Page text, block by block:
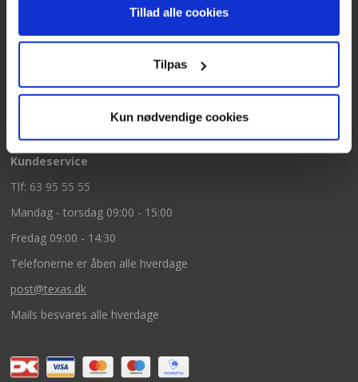
Tillad alle cookies
Tilpas
Kun nødvendige cookies
Texas A/S
5260 Odense S
Kundeservice
Tlf: 63 95 55 55
Mandag - torsdag 09:00 - 15:00
Fredag 09:00 - 14:30
Telefonerne er åben alle hverdage
post@texas.dk
Mails besvares alle hverdage